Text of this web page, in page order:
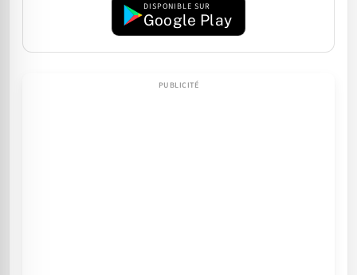
DISPONIBLE SUR
Google Play